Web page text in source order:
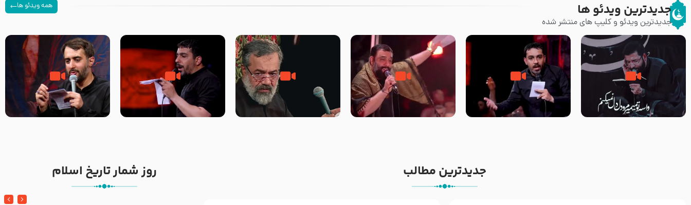
جدیدترین ویدئو ها
جدیدترین ویدئو و کلیپ های منتشر شده
همه ویدئو ها
مصداق کربلا – حاج حسین سیب
شور ، حسینا! به‌ حق زهرا «أُنْظُرْ
إِلَینا» – عزاداری شب هفتم ماه
جانا جانا ابی عبدالله – کربلایی
جواد مقدم – شب هشتم محرم
مادر منم مثل تو خمیدم – حاج
محمود کریمی – شهادت حضرت
تک ، عبّاس، صاحب دل‌هاست –
حاج حنیف طاهری – عزاداری شب
من غلام نوکراتم من عاشق
کربلاتم – شور زمینه – شب هفتم
جدیدترین مطالب روز شمار تاریخ اسلام